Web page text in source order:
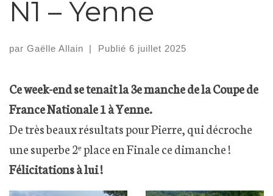
N1 – Yenne
par Gaëlle Allain | Publié 6 juillet 2025
Ce week-end se tenait la 3e manche de la Coupe de
France Nationale 1 à Yenne.
De très beaux résultats pour Pierre, qui décroche
une superbe 2ᵉ place en Finale ce dimanche !
Félicitations à lui !